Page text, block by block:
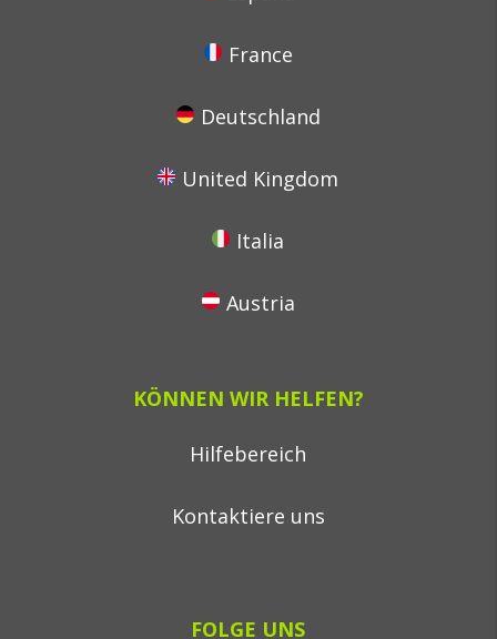
France
Deutschland
United Kingdom
Italia
Austria
KÖNNEN WIR HELFEN?
Hilfebereich
Kontaktiere uns
FOLGE UNS